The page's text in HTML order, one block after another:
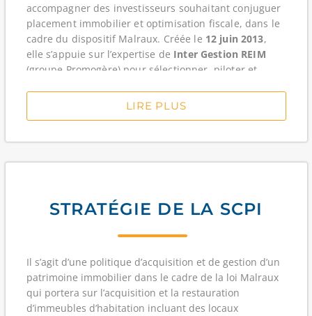
accompagner des investisseurs souhaitant conjuguer
placement immobilier et optimisation fiscale, dans le
cadre du dispositif Malraux. Créée le 12 juin 2013,
elle s’appuie sur l’expertise de Inter Gestion REIM
(groupe Promogère) pour sélectionner, piloter et
généralement orientées vers la rénovation
d’immeubles situés dans des secteurs à caractère
Au31/03/2018, la SCPI totalise unecapitalisation de
d’occupation financier de 80,94 % ainsi qu’untaux
vacance financière de 19,06 %. Ces indicateurs
peut impliquer des phases de travaux, de relocation
et de montée en puissance avant stabilisation des
loyers.
LIRE PLUS
STRATÉGIE DE LA SCPI
Il s’agit d’une politique d’acquisition et de gestion d’un
patrimoine immobilier dans le cadre de la loi Malraux
qui portera sur l’acquisition et la restauration
d’immeubles d’habitation incluant des locaux